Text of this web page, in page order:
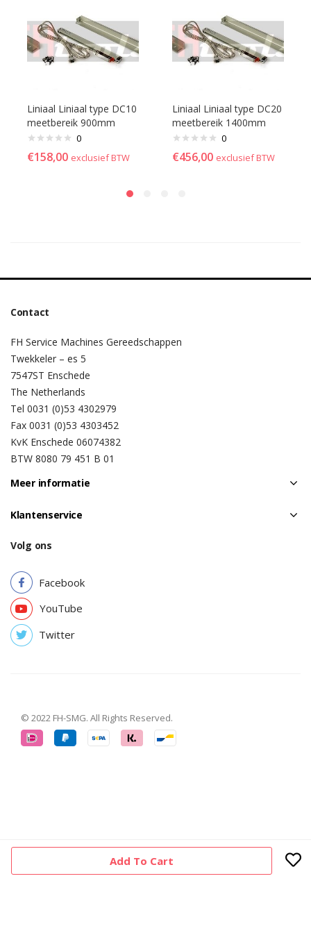
Add To Cart
Liniaal Liniaal type DC10
meetbereik 900mm
0
€158,00 exclusief BTW
Liniaal Liniaal type DC20
meetbereik 1400mm
0
€456,00 exclusief BTW
Contact
FH Service Machines Gereedschappen
Twekkeler – es 5
7547ST Enschede
The Netherlands
Tel 0031 (0)53 4302979
Fax 0031 (0)53 4303452
KvK Enschede 06074382
BTW 8080 79 451 B 01
Meer informatie
Klantenservice
Volg ons
Facebook
YouTube
Twitter
© 2022 FH-SMG. All Rights Reserved.